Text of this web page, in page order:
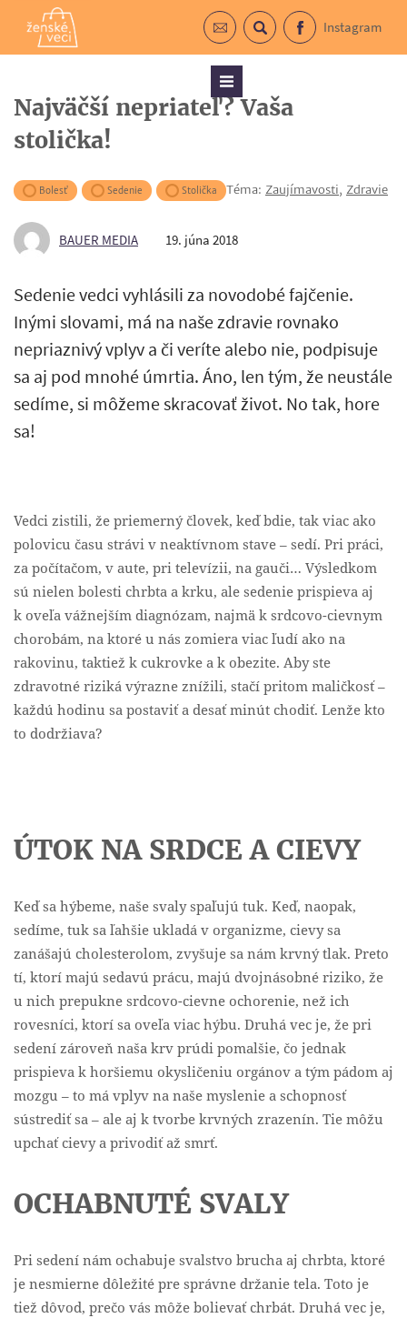
Prihlásiť sa do newslettra
Vyhľadávanie
Facebook
Instagram
Najväčší nepriateľ? Vaša
stolička!
Bolesť Sedenie Stolička Téma: Zaujímavosti, Zdravie
BAUER MEDIA 19. júna 2018
Sedenie vedci vyhlásili za novodobé fajčenie.
Inými slovami, má na naše zdravie rovnako
nepriaznivý vplyv a či veríte alebo nie, podpisuje
sa aj pod mnohé úmrtia. Áno, len tým, že neustále
sedíme, si môžeme skracovať život. No tak, hore
sa!
Vedci zistili, že priemerný človek, keď bdie, tak viac ako
polovicu času strávi v neaktívnom stave – sedí. Pri práci,
za počítačom, v aute, pri televízii, na gauči… Výsledkom
sú nielen bolesti chrbta a krku, ale sedenie prispieva aj
k oveľa vážnejším diagnózam, najmä k srdcovo-cievnym
chorobám, na ktoré u nás zomiera viac ľudí ako na
rakovinu, taktiež k cukrovke a k obezite. Aby ste
zdravotné riziká výrazne znížili, stačí pritom maličkosť –
každú hodinu sa postaviť a desať minút chodiť. Lenže kto
to dodržiava?
ÚTOK NA SRDCE A CIEVY
Keď sa hýbeme, naše svaly spaľujú tuk. Keď, naopak,
sedíme, tuk sa ľahšie ukladá v organizme, cievy sa
zanášajú cholesterolom, zvyšuje sa nám krvný tlak. Preto
tí, ktorí majú sedavú prácu, majú dvojnásobné riziko, že
u nich prepukne srdcovo-cievne ochorenie, než ich
rovesníci, ktorí sa oveľa viac hýbu. Druhá vec je, že pri
sedení zároveň naša krv prúdi pomalšie, čo jednak
prispieva k horšiemu okysličeniu orgánov a tým pádom aj
mozgu – to má vplyv na naše myslenie a schopnosť
sústrediť sa – ale aj k tvorbe krvných zrazenín. Tie môžu
upchať cievy a privodiť až smrť.
OCHABNUTÉ SVALY
Pri sedení nám ochabuje svalstvo brucha aj chrbta, ktoré
je nesmierne dôležité pre správne držanie tela. Toto je
tiež dôvod, prečo vás môže bolievať chrbát. Druhá vec je,